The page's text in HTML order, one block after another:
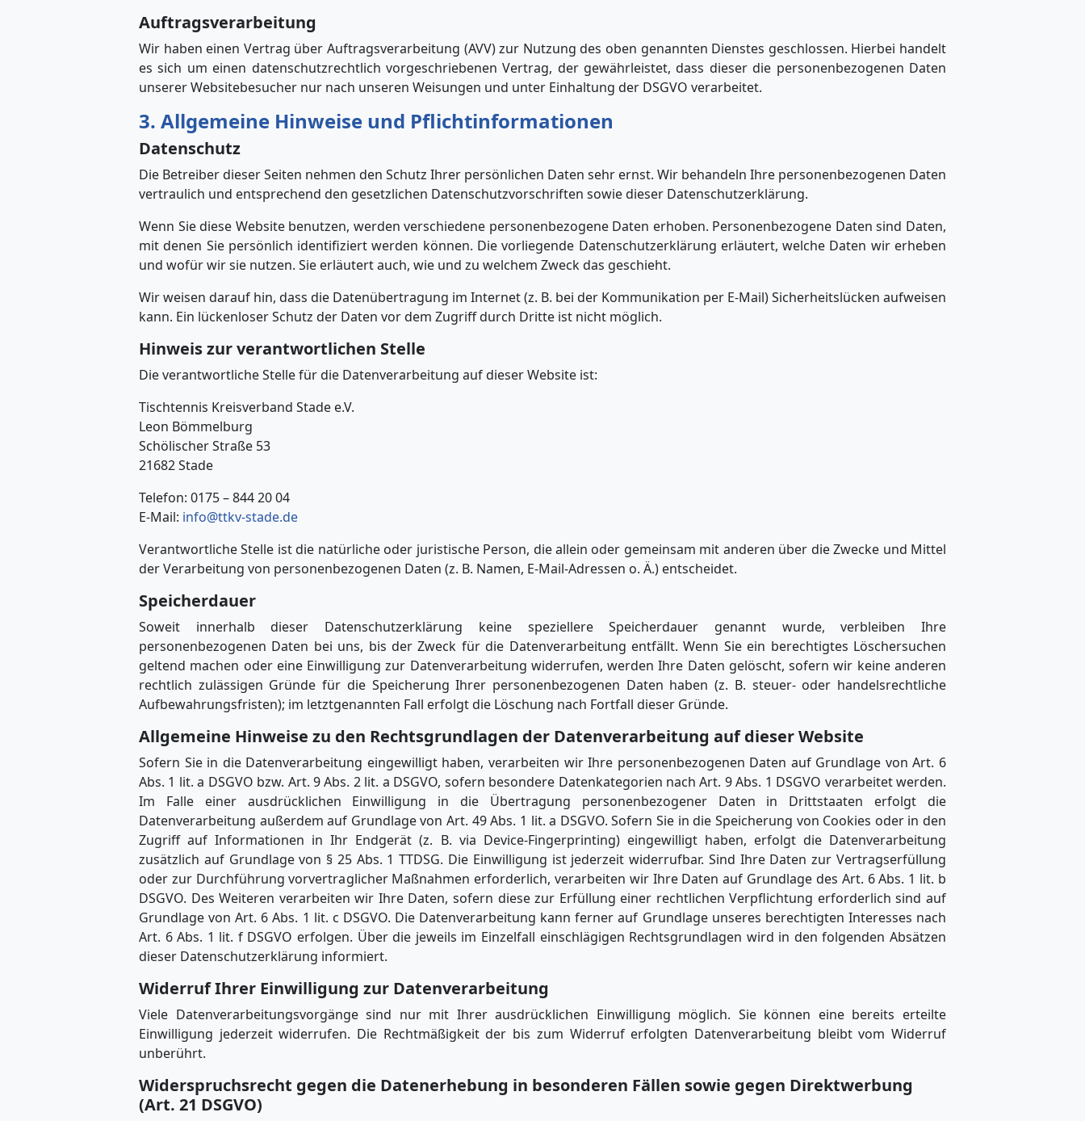
Auftragsverarbeitung
Wir haben einen Vertrag über Auftragsverarbeitung (AVV) zur Nutzung des oben genannten Dienstes geschlossen. Hierbei handelt
es sich um einen datenschutzrechtlich vorgeschriebenen Vertrag, der gewährleistet, dass dieser die personenbezogenen Daten
unserer Websitebesucher nur nach unseren Weisungen und unter Einhaltung der DSGVO verarbeitet.
3. Allgemeine Hinweise und Pflicht­informationen
Datenschutz
Die Betreiber dieser Seiten nehmen den Schutz Ihrer persönlichen Daten sehr ernst. Wir behandeln Ihre personenbezogenen Daten
vertraulich und entsprechend den gesetzlichen Datenschutzvorschriften sowie dieser Datenschutzerklärung.
Wenn Sie diese Website benutzen, werden verschiedene personenbezogene Daten erhoben. Personenbezogene Daten sind Daten,
mit denen Sie persönlich identifiziert werden können. Die vorliegende Datenschutzerklärung erläutert, welche Daten wir erheben
und wofür wir sie nutzen. Sie erläutert auch, wie und zu welchem Zweck das geschieht.
Wir weisen darauf hin, dass die Datenübertragung im Internet (z. B. bei der Kommunikation per E-Mail) Sicherheitslücken aufweisen
kann. Ein lückenloser Schutz der Daten vor dem Zugriff durch Dritte ist nicht möglich.
Hinweis zur verantwortlichen Stelle
Die verantwortliche Stelle für die Datenverarbeitung auf dieser Website ist:
Tischtennis Kreisverband Stade e.V.
Leon Bömmelburg
Schölischer Straße 53
21682 Stade
Telefon: 0175 – 844 20 04
E-Mail: info@ttkv-stade.de
Verantwortliche Stelle ist die natürliche oder juristische Person, die allein oder gemeinsam mit anderen über die Zwecke und Mittel
der Verarbeitung von personenbezogenen Daten (z. B. Namen, E-Mail-Adressen o. Ä.) entscheidet.
Speicherdauer
Soweit innerhalb dieser Datenschutzerklärung keine speziellere Speicherdauer genannt wurde, verbleiben Ihre
personenbezogenen Daten bei uns, bis der Zweck für die Datenverarbeitung entfällt. Wenn Sie ein berechtigtes Löschersuchen
geltend machen oder eine Einwilligung zur Datenverarbeitung widerrufen, werden Ihre Daten gelöscht, sofern wir keine anderen
rechtlich zulässigen Gründe für die Speicherung Ihrer personenbezogenen Daten haben (z. B. steuer- oder handelsrechtliche
Aufbewahrungsfristen); im letztgenannten Fall erfolgt die Löschung nach Fortfall dieser Gründe.
Allgemeine Hinweise zu den Rechtsgrundlagen der Datenverarbeitung auf dieser Website
Sofern Sie in die Datenverarbeitung eingewilligt haben, verarbeiten wir Ihre personenbezogenen Daten auf Grundlage von Art. 6
Abs. 1 lit. a DSGVO bzw. Art. 9 Abs. 2 lit. a DSGVO, sofern besondere Datenkategorien nach Art. 9 Abs. 1 DSGVO verarbeitet werden.
Im Falle einer ausdrücklichen Einwilligung in die Übertragung personenbezogener Daten in Drittstaaten erfolgt die
Datenverarbeitung außerdem auf Grundlage von Art. 49 Abs. 1 lit. a DSGVO. Sofern Sie in die Speicherung von Cookies oder in den
Zugriff auf Informationen in Ihr Endgerät (z. B. via Device-Fingerprinting) eingewilligt haben, erfolgt die Datenverarbeitung
zusätzlich auf Grundlage von § 25 Abs. 1 TTDSG. Die Einwilligung ist jederzeit widerrufbar. Sind Ihre Daten zur Vertragserfüllung
oder zur Durchführung vorvertraglicher Maßnahmen erforderlich, verarbeiten wir Ihre Daten auf Grundlage des Art. 6 Abs. 1 lit. b
DSGVO. Des Weiteren verarbeiten wir Ihre Daten, sofern diese zur Erfüllung einer rechtlichen Verpflichtung erforderlich sind auf
Grundlage von Art. 6 Abs. 1 lit. c DSGVO. Die Datenverarbeitung kann ferner auf Grundlage unseres berechtigten Interesses nach
Art. 6 Abs. 1 lit. f DSGVO erfolgen. Über die jeweils im Einzelfall einschlägigen Rechtsgrundlagen wird in den folgenden Absätzen
dieser Datenschutzerklärung informiert.
Widerruf Ihrer Einwilligung zur Datenverarbeitung
Viele Datenverarbeitungsvorgänge sind nur mit Ihrer ausdrücklichen Einwilligung möglich. Sie können eine bereits erteilte
Einwilligung jederzeit widerrufen. Die Rechtmäßigkeit der bis zum Widerruf erfolgten Datenverarbeitung bleibt vom Widerruf
unberührt.
Widerspruchsrecht gegen die Datenerhebung in besonderen Fällen sowie gegen Direktwerbung
(Art. 21 DSGVO)